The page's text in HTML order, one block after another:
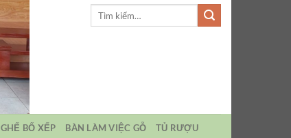
GHẾ BỐ XẾP BÀN LÀM VIỆC GỖ TỦ RƯỢU